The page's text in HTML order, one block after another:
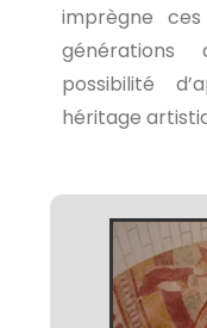
imprègne
possibilité
héritage